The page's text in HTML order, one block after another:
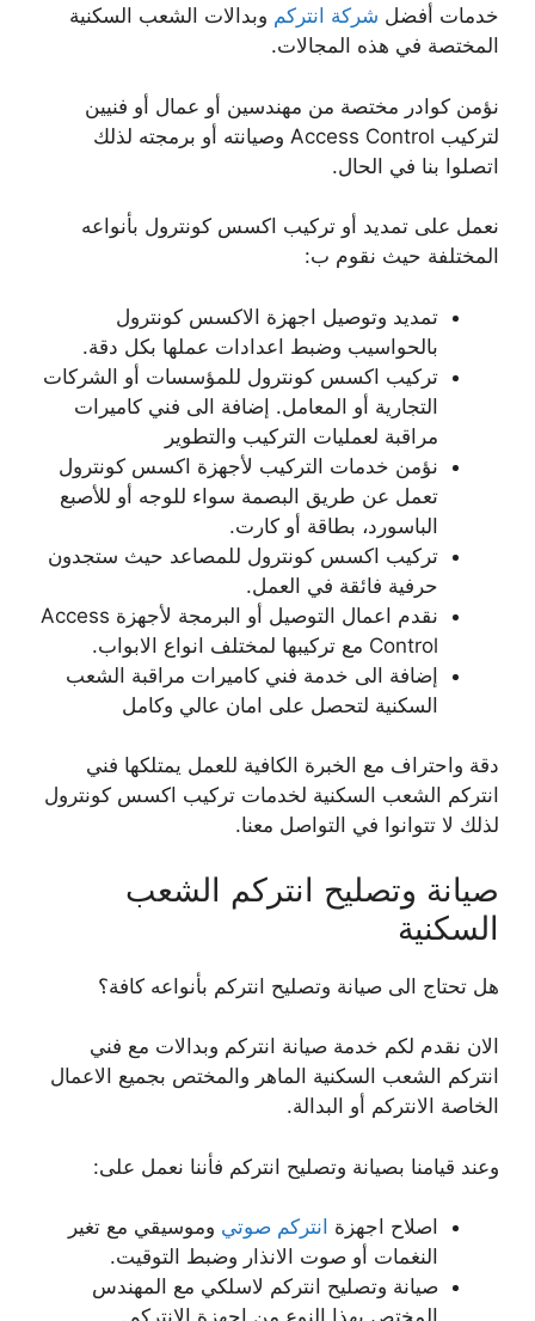
خدمات أفضل شركة انتركم وبدالات الشعب السكنية
المختصة في هذه المجالات.
نؤمن كوادر مختصة من مهندسين أو عمال أو فنيين
لتركيب Access Control وصيانته أو برمجته لذلك
اتصلوا بنا في الحال.
نعمل على تمديد أو تركيب اكسس كونترول بأنواعه
المختلفة حيث نقوم ب:
تمديد وتوصيل اجهزة الاكسس كونترول
بالحواسيب وضبط اعدادات عملها بكل دقة.
تركيب اكسس كونترول للمؤسسات أو الشركات
التجارية أو المعامل. إضافة الى فني كاميرات
مراقبة لعمليات التركيب والتطوير
نؤمن خدمات التركيب لأجهزة اكسس كونترول
تعمل عن طريق البصمة سواء للوجه أو للأصبع
الباسورد، بطاقة أو كارت.
تركيب اكسس كونترول للمصاعد حيث ستجدون
حرفية فائقة في العمل.
نقدم اعمال التوصيل أو البرمجة لأجهزة Access
Control مع تركيبها لمختلف انواع الابواب.
إضافة الى خدمة فني كاميرات مراقبة الشعب
السكنية لتحصل على امان عالي وكامل
دقة واحتراف مع الخبرة الكافية للعمل يمتلكها فني
انتركم الشعب السكنية لخدمات تركيب اكسس كونترول
لذلك لا تتوانوا في التواصل معنا.
صيانة وتصليح انتركم الشعب
السكنية
هل تحتاج الى صيانة وتصليح انتركم بأنواعه كافة؟
الان نقدم لكم خدمة صيانة انتركم وبدالات مع فني
انتركم الشعب السكنية الماهر والمختص بجميع الاعمال
الخاصة الانتركم أو البدالة.
وعند قيامنا بصيانة وتصليح انتركم فأننا نعمل على:
اصلاح اجهزة انتركم صوتي وموسيقي مع تغير
النغمات أو صوت الانذار وضبط التوقيت.
صيانة وتصليح انتركم لاسلكي مع المهندس